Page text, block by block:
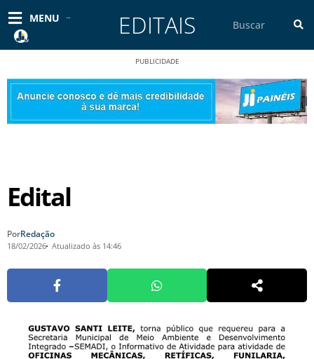
para
conteúdo
MENU EDITAIS
PUBLICIDADE
Edital
PorRedação
18/02/2026 Atualizado às 14:46